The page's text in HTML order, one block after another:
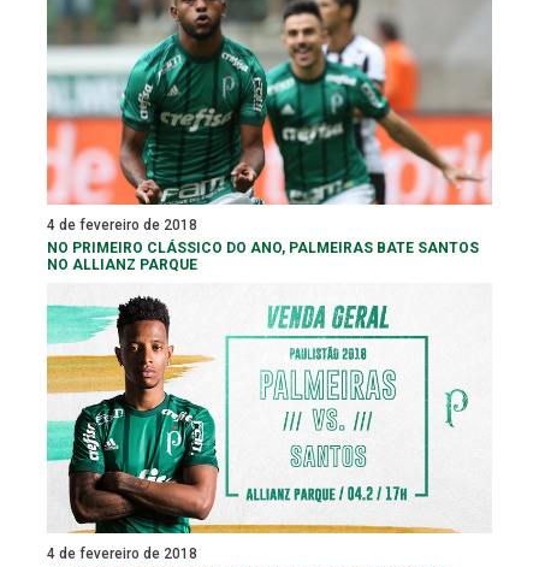
4 de fevereiro de 2018
NO PRIMEIRO CLÁSSICO DO ANO, PALMEIRAS BATE SANTOS
NO ALLIANZ PARQUE
4 de fevereiro de 2018